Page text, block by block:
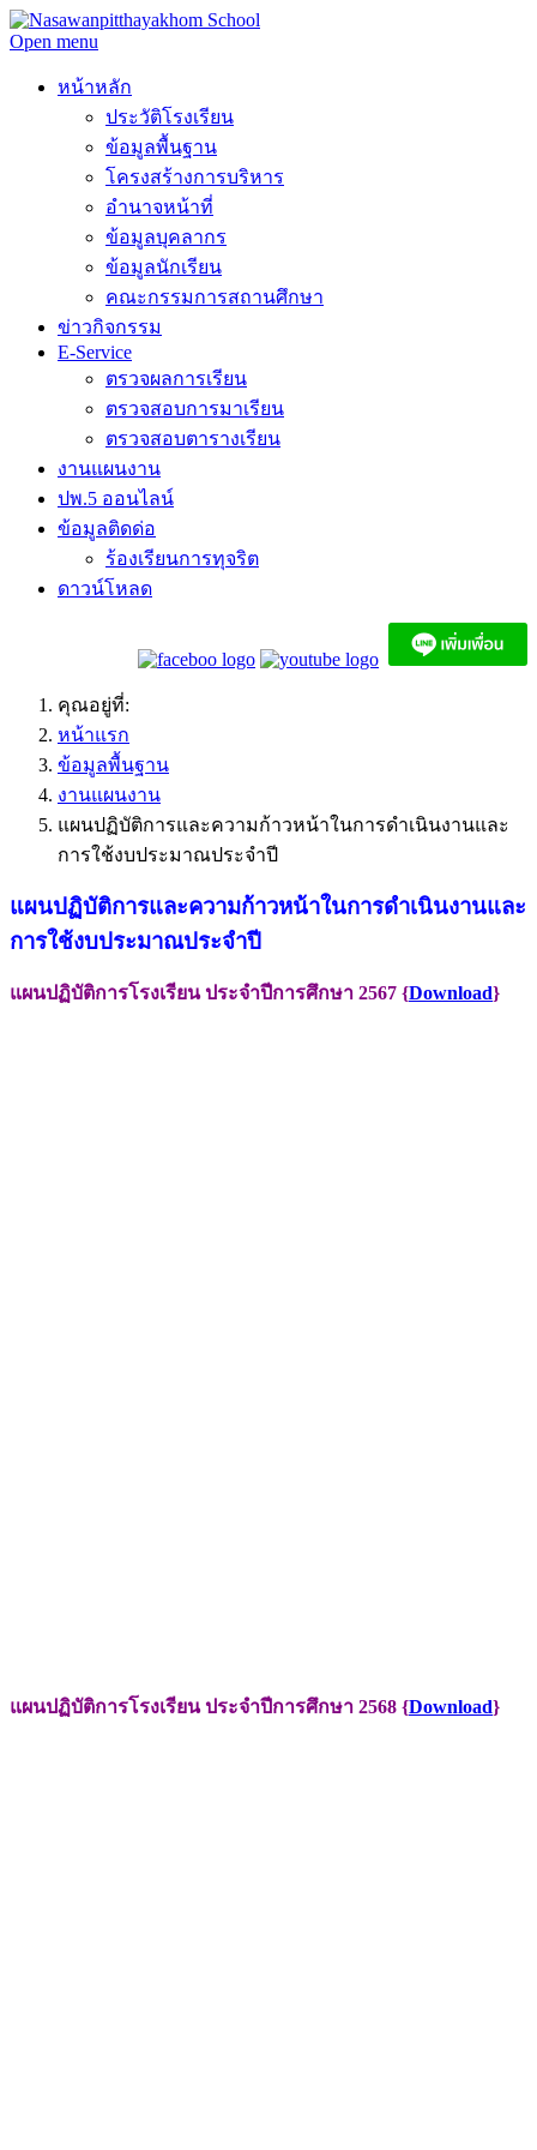
Open menu
หน้าหลัก
ประวัติโรงเรียน
ข้อมูลพื้นฐาน
โครงสร้างการบริหาร
อำนาจหน้าที่
ข้อมูลบุคลากร
ข้อมูลนักเรียน
คณะกรรมการสถานศึกษา
ข่าวกิจกรรม
E-Service
ตรวจผลการเรียน
ตรวจสอบการมาเรียน
ตรวจสอบตารางเรียน
งานแผนงาน
ปพ.5 ออนไลน์
ข้อมูลติดด่อ
ร้องเรียนการทุจริต
ดาวน์โหลด
คุณอยู่ที่:
หน้าแรก
ข้อมูลพื้นฐาน
งานแผนงาน
แผนปฏิบัติการและความก้าวหน้าในการดำเนินงานและ
การใช้งบประมาณประจำปี
แผนปฏิบัติการและความก้าวหน้าในการดำเนินงานและ
การใช้งบประมาณประจำปี
แผนปฏิบัติการโรงเรียน ประจำปีการศึกษา 2567 {Download}
แผนปฏิบัติการโรงเรียน ประจำปีการศึกษา 2568 {Download}